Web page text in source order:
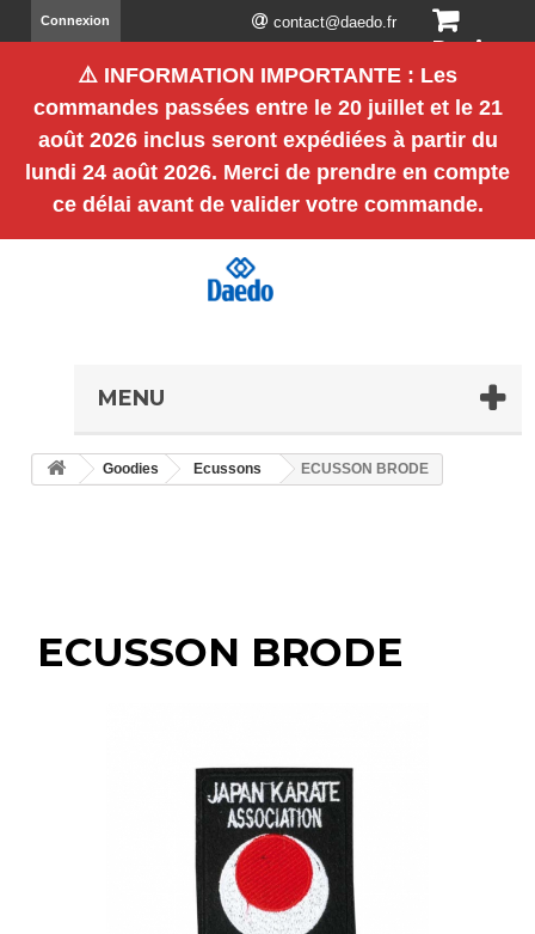
Panier
(vide)
Connexion contact@daedo.fr
⚠️ INFORMATION IMPORTANTE : Les
commandes passées entre le 20 juillet et le 21
août 2026 inclusseront expédiées à partir du
lundi 24 août 2026. Merci de prendre en compte
ce délai avant de valider votre commande.
MENU
Goodies Ecussons ECUSSON BRODE
ECUSSON BRODE